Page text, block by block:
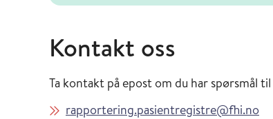
Kontakt oss
Ta kontakt på epost om du har spørsmål
rapportering.pasientregistre@fhi.no